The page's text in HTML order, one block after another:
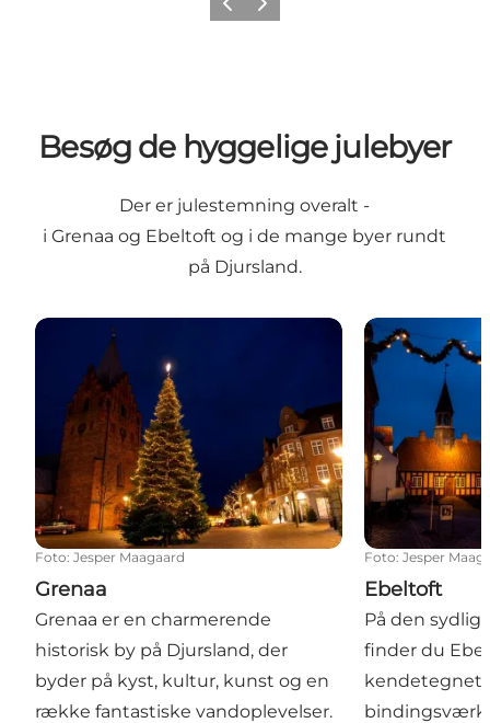
ForrigeNæste
Besøg de hyggelige julebyer
Der er julestemning overalt -
i Grenaa og Ebeltoft og i de mange byer rundt
på Djursland.
Grenaa
Foto: Jesper Maagaard
Grenaa
Grenaa er en charmerende
historisk by på Djursland, der
byder på kyst, kultur, kunst og en
række fantastiske vandoplevelser.
Ebeltoft
Foto: Jesper
Ebeltoft
På den
finder du
kendetegnet